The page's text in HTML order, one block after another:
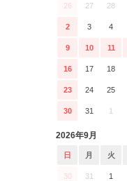
26 27 28
2 3 4
9 10 11
16 17 18
23 24 25
30 31 1
2026年9月
日 月 火
30 31 1